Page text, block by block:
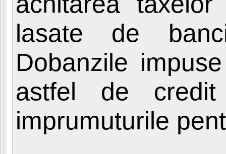
lasate de
Dobanzile
astfel de
imprumuturile